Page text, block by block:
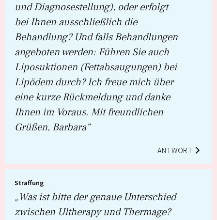
und Diagnosestellung), oder erfolgt
bei Ihnen ausschließlich die
Behandlung? Und falls Behandlungen
angeboten werden: Führen Sie auch
Liposuktionen (Fettabsaugungen) bei
Lipödem durch? Ich freue mich über
eine kurze Rückmeldung und danke
Ihnen im Voraus. Mit freundlichen
Grüßen, Barbara“
ANTWORT
Straffung
„Was ist bitte der genaue Unterschied
zwischen Ultherapy und Thermage?